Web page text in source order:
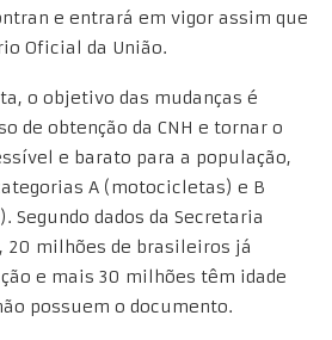
e entrará em vigor assim que
Oficial da União.
o objetivo das mudanças é
de obtenção da CNH e tornar o
e barato para a população,
A (motocicletas) e B
Segundo dados da Secretaria
20 milhões de brasileiros já
e mais 30 milhões têm idade
possuem o documento.